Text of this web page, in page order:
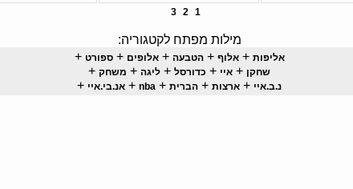
1
2
3
מילות מפתח לקטגוריה:
אליפות +אלוף +הטבעה +אלופים +ספורט +
שחקן + איי + כדורסל + ליגה + משחק +
נ.ב.איי + ארצות + הברית +
nba
+ אנ.בי.איי +